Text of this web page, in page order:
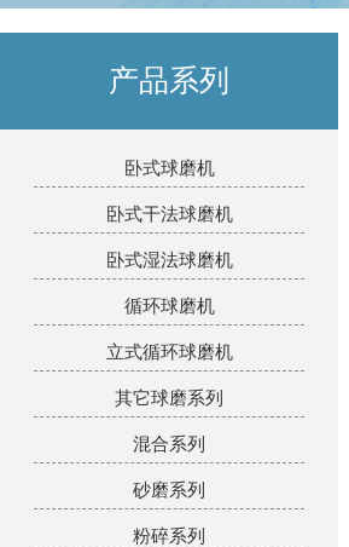
产品系列
卧式球磨机
卧式干法球磨机
卧式湿法球磨机
循环球磨机
立式循环球磨机
其它球磨系列
混合系列
砂磨系列
粉碎系列